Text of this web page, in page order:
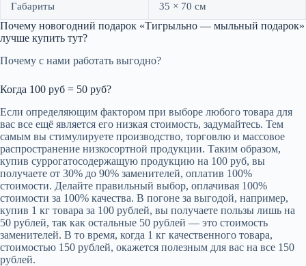
Габариты 35 × 70 см
Почему новогодний подарок «Тигрыльно — мыльный подарок»
лучше купить тут?
Почему с нами работать выгодно?
Когда 100 руб = 50 руб?
Если определяющим фактором при выборе любого товара для
вас все ещё является его низкая стоимость, задумайтесь. Тем
самым вы стимулируете производство, торговлю и массовое
распространение низкосортной продукции. Таким образом,
купив суррогатосодержащую продукцию на 100 руб, вы
получаете от 30% до 90% заменителей, оплатив 100%
стоимости. Делайте правильный выбор, оплачивая 100%
стоимости за 100% качества. В погоне за выгодой, например,
купив 1 кг товара за 100 рублей, вы получаете пользы лишь на
50 рублей, так как остальные 50 рублей — это стоимость
заменителей. В то время, когда 1 кг качественного товара,
стоимостью 150 рублей, окажется полезным для вас на все 150
рублей.